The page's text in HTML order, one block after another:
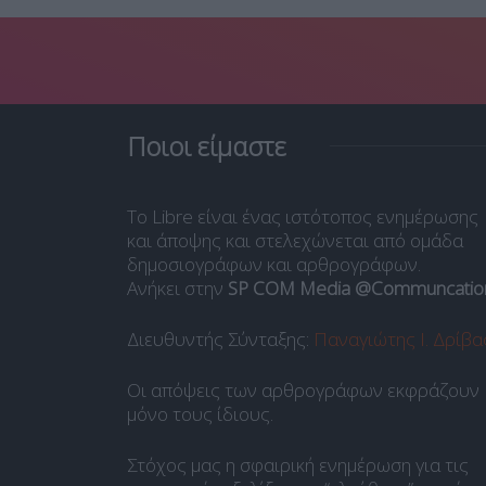
Ποιοι είμαστε
Το Libre είναι ένας ιστότοπος ενημέρωσης
και άποψης και στελεχώνεται από ομάδα
δημοσιογράφων και αρθρογράφων.
Ανήκει στην SP COM Media
Διευθυντής Σύνταξης: Παναγιώτης Ι.
Οι απόψεις των αρθρογράφων εκφράζουν
μόνο τους ίδιους.
Στόχος μας η σφαιρική ενημέρωση για τις